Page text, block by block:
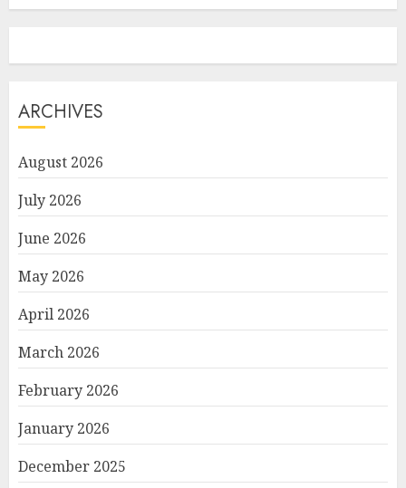
ARCHIVES
August 2026
July 2026
June 2026
May 2026
April 2026
March 2026
February 2026
January 2026
December 2025